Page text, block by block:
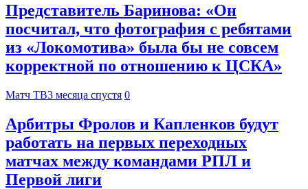
Представитель Баринова: «Он
посчитал, что фотография с ребятами
из «Локомотива» была бы не совсем
корректной по отношению к ЦСКА»
Матч ТВ3 месяца спустя 0
Арбитры Фролов и Капленков будут
работать на первых переходных
матчах между командами РПЛ и
Первой лиги